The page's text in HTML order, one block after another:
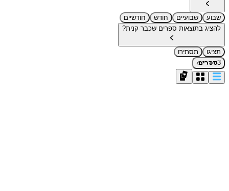
שבוע שבועיים חודש
חודשיים
להציג בתוצאות ספרים שכבר קנית?
תציגו
תסתירו
3ספרים›